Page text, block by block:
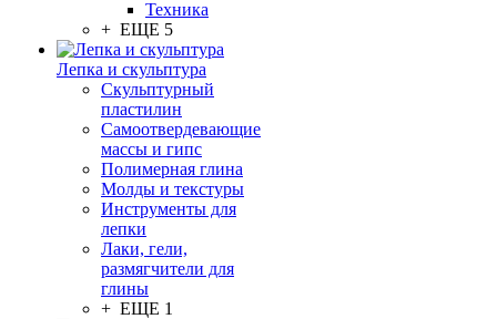
Техника
+ ЕЩЕ 5
Лепка и скульптура
Скульптурный
пластилин
Самоотвердевающие
массы и гипс
Полимерная глина
Молды и текстуры
Инструменты для
лепки
Лаки, гели,
размягчители для
глины
+ ЕЩЕ 1